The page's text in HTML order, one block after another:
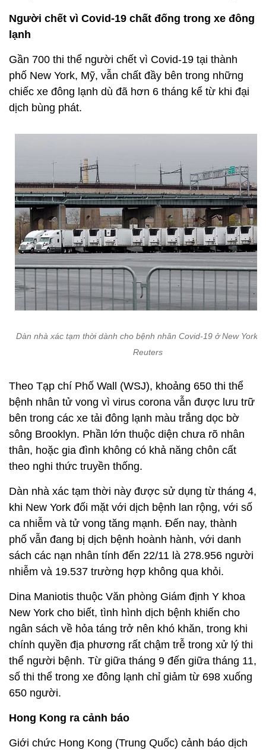
Người chết vì Covid-19 chất đống trong xe đông
lạnh
Gần 700 thi thể người chết vì Covid-19 tại thành
phố New York, Mỹ, vẫn chất đầy bên trong những
chiếc xe đông lạnh dù đã hơn 6 tháng kể từ khi đại
dịch bùng phát.
Dàn nhà xác tạm thời dành cho bệnh nhân Covid-19 ở New York.
Reuters
Theo Tạp chí Phố Wall (WSJ), khoảng 650 thi thể
bệnh nhân tử vong vì virus corona vẫn được lưu trữ
bên trong các xe tải đông lạnh màu trắng dọc bờ
sông Brooklyn. Phần lớn thuộc diện chưa rõ nhân
thân, hoặc gia đình không có khả năng chôn cất
theo nghi thức truyền thống.
Dàn nhà xác tạm thời này được sử dụng từ tháng 4,
khi New York đối mặt với dịch bệnh lan rộng, với số
ca nhiễm và tử vong tăng mạnh. Đến nay, thành
phố vẫn đang bị dịch bệnh hoành hành, với danh
sách các nạn nhân tính đến 22/11 là 278.956 người
nhiễm và 19.537 trường hợp không qua khỏi.
Dina Maniotis thuộc Văn phòng Giám định Y khoa
New York cho biết, tình hình dịch bệnh khiến cho
ngân sách về hỏa táng trở nên khó khăn, trong khi
chính quyền địa phương rất chậm trễ trong xử lý thi
thể người bệnh. Từ giữa tháng 9 đến giữa tháng 11,
số thi thể trong xe đông lạnh chỉ giảm từ 698 xuống
650 người.
Hong Kong ra cảnh báo
Giới chức Hong Kong (Trung Quốc) cảnh báo dịch